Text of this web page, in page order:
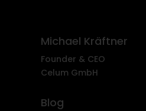
Michael Kräftner
Founder & CEO
Celum GmbH
Blog